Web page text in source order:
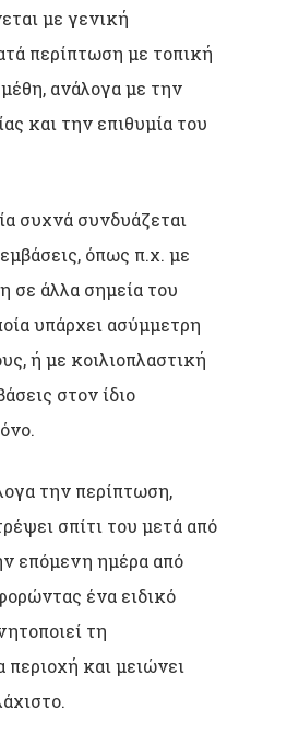
με γενική
περίπτωση με τοπική
ανάλογα με την
και την επιθυμία του
συχνά συνδυάζεται
όπως π.χ. με
σε άλλα σημεία του
υπάρχει ασύμμετρη
ή με κοιλιοπλαστική
στον ίδιο
την περίπτωση,
σπίτι του μετά από
επόμενη ημέρα από
ένα ειδικό
τη
περιοχή και μειώνει